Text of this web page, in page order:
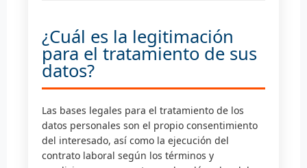
¿Cuál es la legitimación
para el tratamiento de sus
datos?
Las bases legales para el tratamiento de los
datos personales son el propio consentimiento
del interesado, así como la ejecución del
contrato laboral según los términos y